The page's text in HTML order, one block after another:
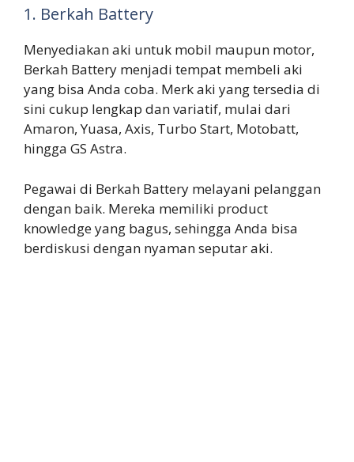
1. Berkah Battery
Menyediakan aki untuk mobil maupun motor,
Berkah Battery menjadi tempat membeli aki
yang bisa Anda coba. Merk aki yang tersedia di
sini cukup lengkap dan variatif, mulai dari
Amaron, Yuasa, Axis, Turbo Start, Motobatt,
hingga GS Astra.
Pegawai di Berkah Battery melayani pelanggan
dengan baik. Mereka memiliki product
knowledge yang bagus, sehingga Anda bisa
berdiskusi dengan nyaman seputar aki.